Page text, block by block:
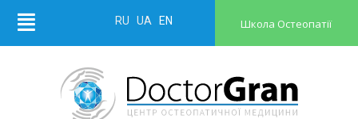
RU UA EN Школа Остеопатії